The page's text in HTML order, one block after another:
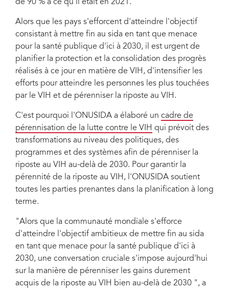
de 90 % à ce qu'il était en 2021.
Alors que les pays s'efforcent d'atteindre l'objectif
consistant à mettre fin au sida en tant que menace
pour la santé publique d'ici à 2030, il est urgent de
planifier la protection et la consolidation des progrès
réalisés à ce jour en matière de VIH, d'intensifier les
efforts pour atteindre les personnes les plus touchées
par le VIH et de pérenniser la riposte au VIH.
C'est pourquoi l'ONUSIDA a élaboré un cadre de
pérennisation de la lutte contre le VIH qui prévoit des
transformations au niveau des politiques, des
programmes et des systèmes afin de pérenniser la
riposte au VIH au-delà de 2030. Pour garantir la
pérennité de la riposte au VIH, l'ONUSIDA soutient
toutes les parties prenantes dans la planification à long
terme.
"Alors que la communauté mondiale s'efforce
d'atteindre l'objectif ambitieux de mettre fin au sida
en tant que menace pour la santé publique d'ici à
2030, une conversation cruciale s'impose aujourd'hui
sur la manière de pérenniser les gains durement
acquis de la riposte au VIH bien au-delà de 2030 ", a